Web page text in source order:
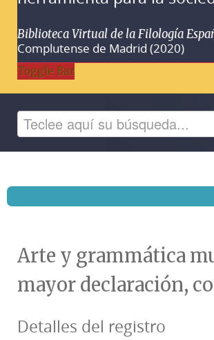
Biblioteca Virtual de la Filología
Complutense de Madrid (2020)
Toggle Bar
Arte y grammática
mayor declaración,
Detalles del registro